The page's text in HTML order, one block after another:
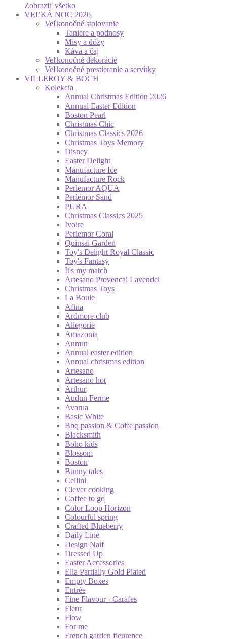
Zobraziť všetko
VEĽKÁ NOC 2026
Veľkonočné stolovanie
Taniere a podnosy
Misy a dózy
Káva a čaj
Veľkonočné dekorácie
Veľkonočné prestieranie a servítky
VILLEROY & BOCH
Kolekcia
Annual Christmas Edition 2026
Annual Easter Edition
Boston Pearl
Christmas Chic
Christmas Classics 2026
Christmas Toys Memory
Disney
Easter Delight
Manufacture Ice
Manufacture Rock
Perlemor AQUA
Perlemor Sand
PURA
Christmas Classics 2025
Ivoire
Perlemor Coral
Quinsai Garden
Toy's Delight Royal Classic
Toy's Fantasy
It's my match
Artesano Provencal Lavendel
Christmas Toys
La Boule
Afina
Ardmore club
Allegorie
Amazonia
Anmut
Annual easter edition
Annual christmas edition
Artesano
Artesano hot
Arthur
Audun Ferme
Avarua
Basic White
Bbq passion & Coffe passion
Blacksmith
Boho kids
Blossom
Boston
Bunny tales
Cellini
Clever cooking
Coffee to go
Color Loop Horizon
Colourful spring
Crafted Blueberry
Daily Line
Design Naif
Dressed Up
Easter Accessories
Ella Partially Gold Plated
Empty Boxes
Entrée
Fine Flavour - Carafes
Fleur
Flow
For me
French garden fleurence